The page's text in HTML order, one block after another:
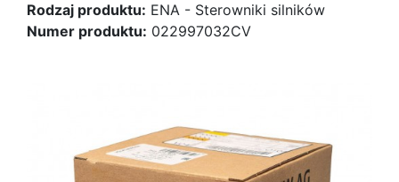
Rodzaj produktu: ENA - Sterowniki silników
Numer produktu: 022997032CV